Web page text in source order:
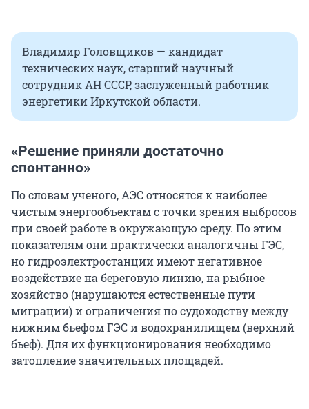
Владимир Головщиков — кандидат
технических наук, старший научный
сотрудник АН СССР, заслуженный работник
энергетики Иркутской области.
«Решение приняли достаточно
спонтанно»
По словам ученого, АЭС относятся к наиболее
чистым энергообъектам с точки зрения выбросов
при своей работе в окружающую среду. По этим
показателям они практически аналогичны ГЭС,
но гидроэлектростанции имеют негативное
воздействие на береговую линию, на рыбное
хозяйство (нарушаются естественные пути
миграции) и ограничения по судоходству между
нижним бьефом ГЭС и водохранилищем (верхний
бьеф). Для их функционирования необходимо
затопление значительных площадей.